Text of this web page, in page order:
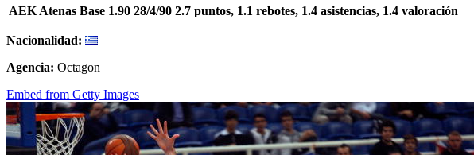
AEK Atenas Base 1.90 28/4/90 2.7 puntos, 1.1 rebotes, 1.4 asistencias, 1.4 valoración
Nacionalidad:
Agencia: Octagon
Embed from Getty Images